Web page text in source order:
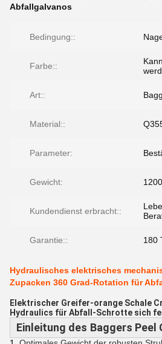
Abfallgalvanos
Bedingung::
Farbe::
Art::
Material::
Parameter:
Gewicht:
Kundendienst erbracht::
Garantie:: 180
Hydraulisches elektrisches
Zupacken 360 Grad-Rotation für
Elektrischer Greifer-orange Schale
Hydraulics für Abfall-Schrotte sich
Einleitung des Baggers Peel